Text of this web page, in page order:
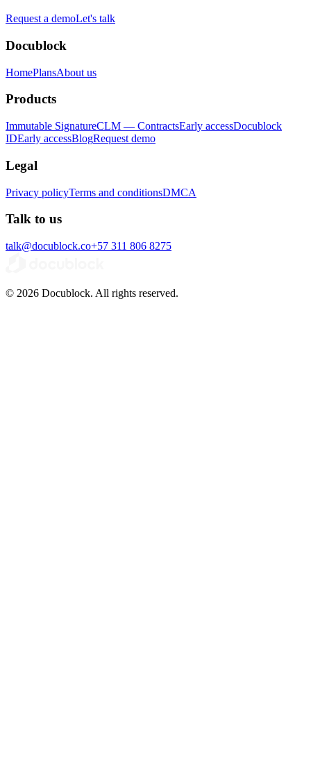
Request a demoLet's talk
Docublock
HomePlansAbout us
Products
Immutable SignatureCLM — ContractsEarly accessDocublock
IDEarly accessBlogRequest demo
Legal
Privacy policyTerms and conditionsDMCA
Talk to us
talk@docublock.co+57 311 806 8275
© 2026 Docublock. All rights reserved.